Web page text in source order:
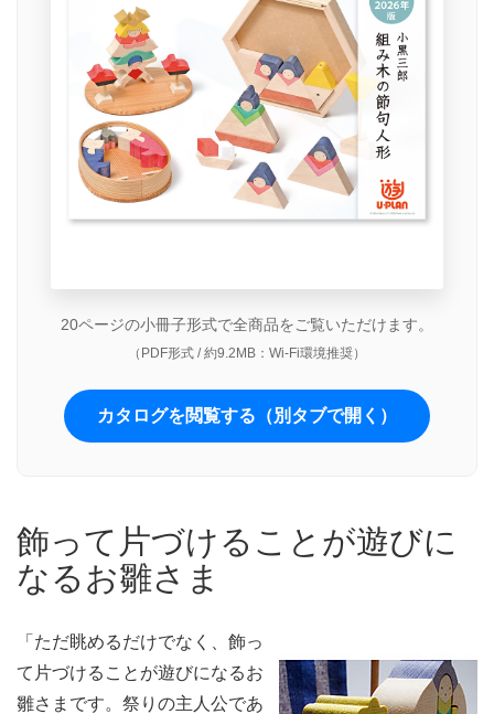
20ページの小冊子形式で全商品をご覧いただけます。
（PDF形式 / 約9.2MB：Wi-Fi環境推奨）
カタログを閲覧する（別タブで開く）
飾って片づけることが遊びに
なるお雛さま
「ただ眺めるだけでなく、飾っ
て片づけることが遊びになるお
雛さまです。祭りの主人公であ